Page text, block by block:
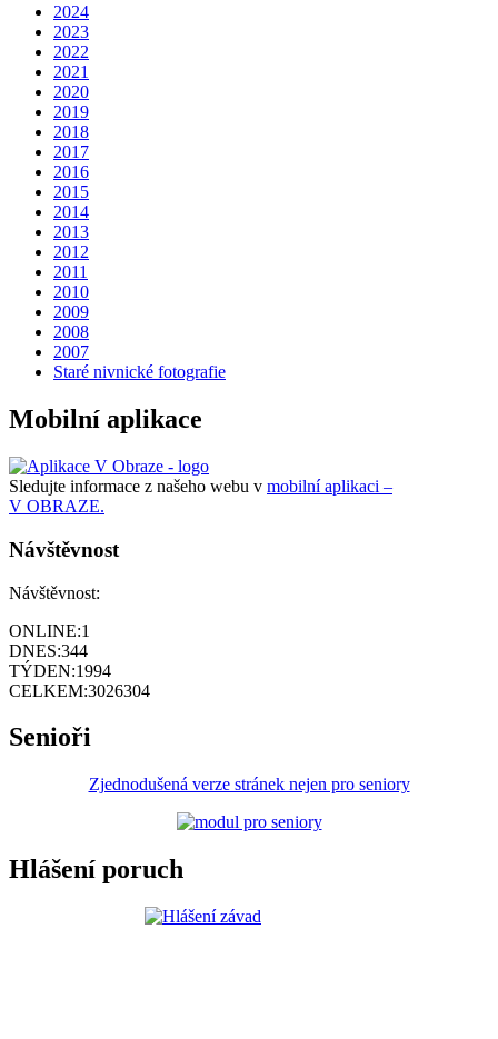
2024
2023
2022
2021
2020
2019
2018
2017
2016
2015
2014
2013
2012
2011
2010
2009
2008
2007
Staré nivnické fotografie
Mobilní aplikace
Sledujte informace z našeho webu v mobilní aplikaci –
V OBRAZE.
Návštěvnost
Návštěvnost:
ONLINE:1
DNES:344
TÝDEN:1994
CELKEM:3026304
Senioři
Zjednodušená verze stránek nejen pro seniory
Hlášení poruch